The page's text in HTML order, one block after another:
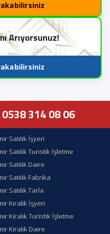
Arıyorsunuz!
0538 314 08 06
Satılık İşyeri
Satılık Turistik İşletme
Satılık Daire
Satılık Fabrika
Satılık Tarla
Kiralik İşyeri
Kiralık Turistik İşletme
Kiralık Daire